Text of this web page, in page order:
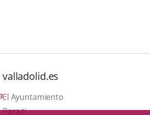
valladolid.es
El Ayuntamiento
Para ti